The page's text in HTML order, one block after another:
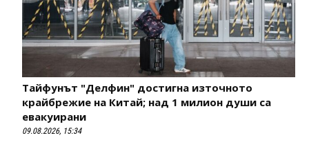
Тайфунът "Делфин" достигна източното
крайбрежие на Китай; над 1 милион души са
евакуирани
09.08.2026, 15:34